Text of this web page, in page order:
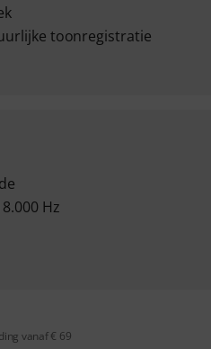
toonregistratie
Hz
vanaf € 69